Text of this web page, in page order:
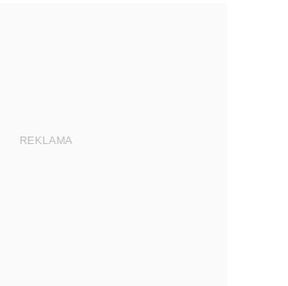
REKLAMA